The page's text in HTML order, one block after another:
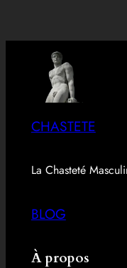
CHASTETE
La Chasteté
BLOG
À propos